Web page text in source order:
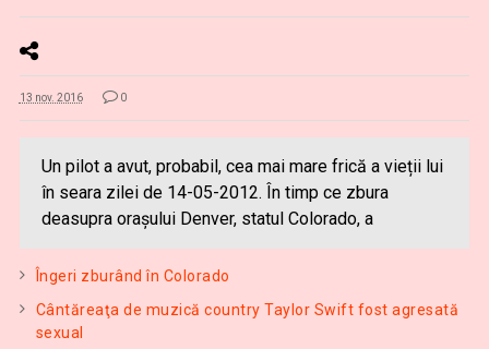
13 nov. 2016 0
Un pilot a avut, probabil, cea mai mare frică a vieții lui
în seara zilei de 14-05-2012. În timp ce zbura
deasupra orașului Denver, statul Colorado, a
Îngeri zburând în Colorado
Cântăreaţa de muzică country Taylor Swift fost agresată
sexual